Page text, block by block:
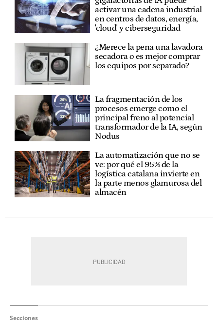
activar una cadena industrial
en centros de datos, energía,
'cloud' y ciberseguridad
¿Merece la pena una lavadora
secadora o es mejor comprar
los equipos por separado?
La fragmentación de los
procesos emerge como el
principal freno al potencial
transformador de la IA, según
Nodus
La automatización que no se
ve: por qué el 95% de la
logística catalana invierte en
la parte menos glamurosa del
almacén
Secciones